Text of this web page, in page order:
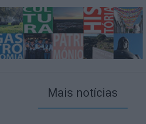
Mais notícias